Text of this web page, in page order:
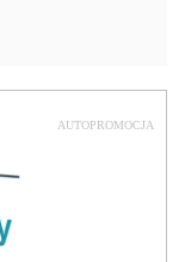
AUTOPROMOCJA